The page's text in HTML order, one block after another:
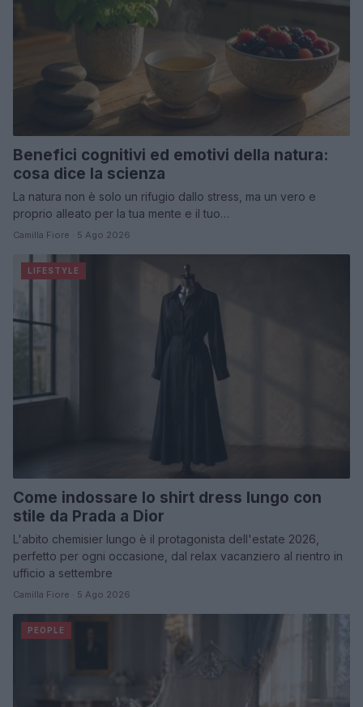
Benefici cognitivi ed emotivi della natura:
cosa dice la scienza
La natura non è solo un rifugio dallo stress, ma un vero e
proprio alleato per la tua mente e il tuo…
Camilla Fiore · 5 Ago 2026
LIFESTYLE
Come indossare lo shirt dress lungo con
stile da Prada a Dior
L'abito chemisier lungo è il protagonista dell'estate 2026,
perfetto per ogni occasione, dal relax vacanziero al rientro in
ufficio a settembre
Camilla Fiore · 5 Ago 2026
PEOPLE